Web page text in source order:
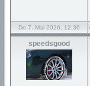
Do 7. Mai 2026, 12:36
speedsgood